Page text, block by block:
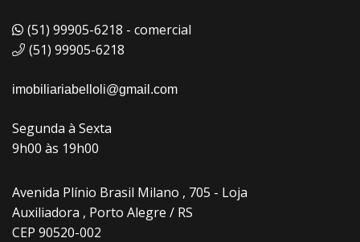
(51) 99905-6218 - comercial
(51) 99905-6218
imobiliariabelloli@gmail.com
Segunda à Sexta
9h00 às 19h00
Avenida Plínio Brasil Milano , 705 - Loja
Auxiliadora , Porto Alegre / RS
CEP 90520-002